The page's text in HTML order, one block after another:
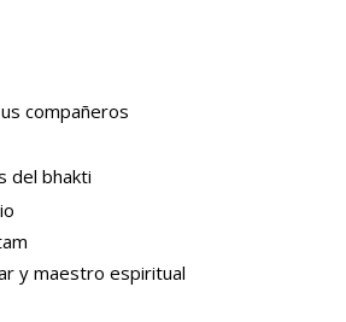
compañeros
del bhakti
y maestro espiritual